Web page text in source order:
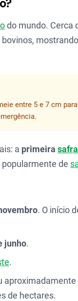
do mundo. Cerca
entre 5 e 7 cm
a primeira safra
popularmente de
. O início
junho.
.
aproximadamente
de hectares.